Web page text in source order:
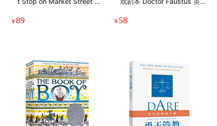
本3-5岁 巴士之旅 英文版进
¥89
stopher Marlowe 马洛
¥ 58